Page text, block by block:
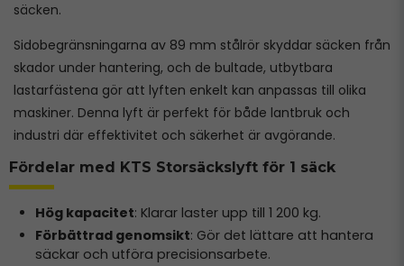
säcken.
Sidobegränsningarna av 89 mm stålrör skyddar säcken från
skador under hantering, och de bultade, utbytbara
lastarfästena gör att lyften enkelt kan anpassas till olika
maskiner. Denna lyft är perfekt för både lantbruk och
industri där effektivitet och säkerhet är avgörande.
Fördelar med KTS Storsäckslyft för 1 säck
Hög kapacitet: Klarar laster upp till 1 200 kg.
Förbättrad genomsikt: Gör det lättare att hantera
säckar och utföra precisionsarbete.